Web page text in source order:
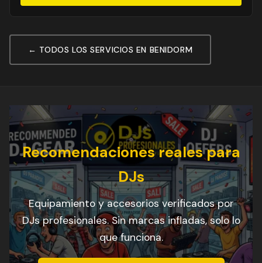
← TODOS LOS SERVICIOS EN BENIDORM
Recomendaciones reales para
DJs
Equipamiento y accesorios verificados por
DJs profesionales. Sin marcas infladas, solo lo
que funciona.